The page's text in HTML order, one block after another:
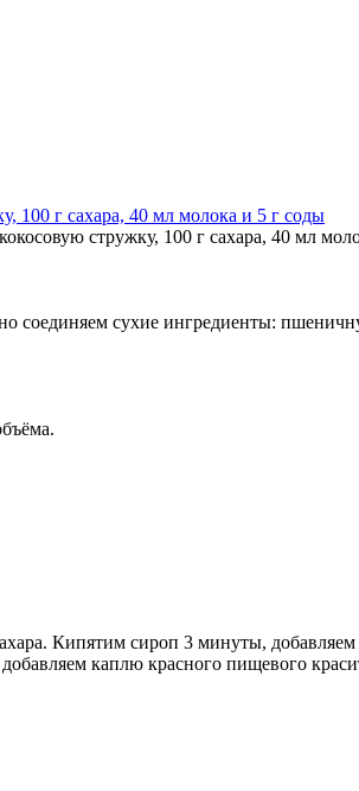
стружку, 100 г сахара, 40 мл
соединяем сухие ингредиенты:
Кипятим сироп 3 минуты,
каплю красного пищевого